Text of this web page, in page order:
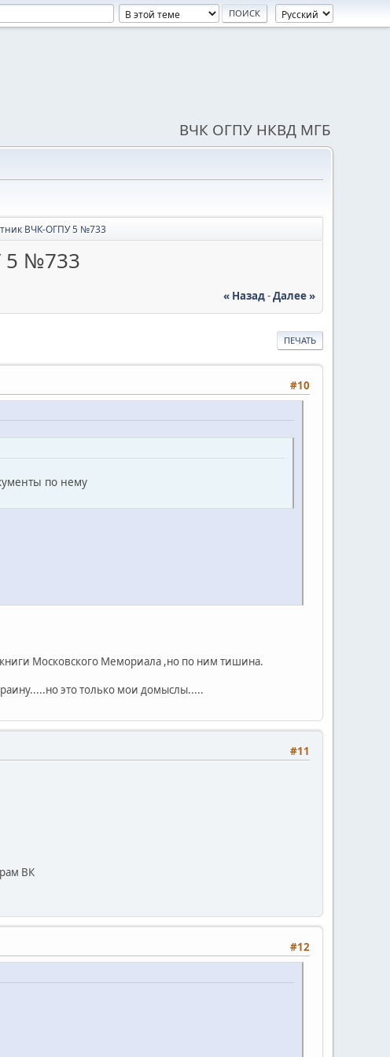
ВЧК ОГПУ НКВД МГБ
ВЧК-ОГПУ 5 №733
5 №733
« Назад-Далее »
ПЕЧАТЬ
#10
по нему
Московского Мемориала ,но по ним тишина.
это только мои домыслы.....
#11
ВК
#12